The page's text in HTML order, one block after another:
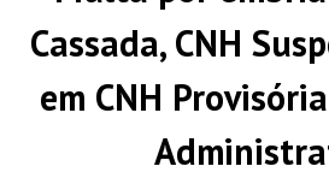
Cassada, CNH
em CNH